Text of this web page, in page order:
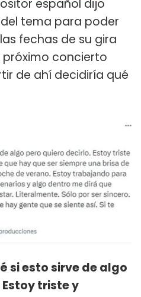
español dijo
tema para poder
fechas de su gira
próximo concierto
de ahí decidiría qué
si esto sirve de algo
triste y